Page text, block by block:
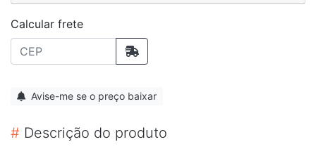
Calcular frete
Avise-me se o preço baixar
# Descrição do produto